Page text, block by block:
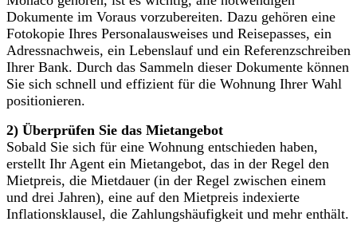
Dokumente im Voraus vorzubereiten. Dazu gehören eine
Fotokopie Ihres Personalausweises und Reisepasses, ein
Adressnachweis, ein Lebenslauf und ein Referenzschreiben
Ihrer Bank. Durch das Sammeln dieser Dokumente können
Sie sich schnell und effizient für die Wohnung Ihrer Wahl
positionieren.
2) Überprüfen Sie das Mietangebot
Sobald Sie sich für eine Wohnung entschieden haben,
erstellt Ihr Agent ein Mietangebot, das in der Regel den
Mietpreis, die Mietdauer (in der Regel zwischen einem
und drei Jahren), eine auf den Mietpreis indexierte
Inflationsklausel, die Zahlungshäufigkeit und mehr enthält.